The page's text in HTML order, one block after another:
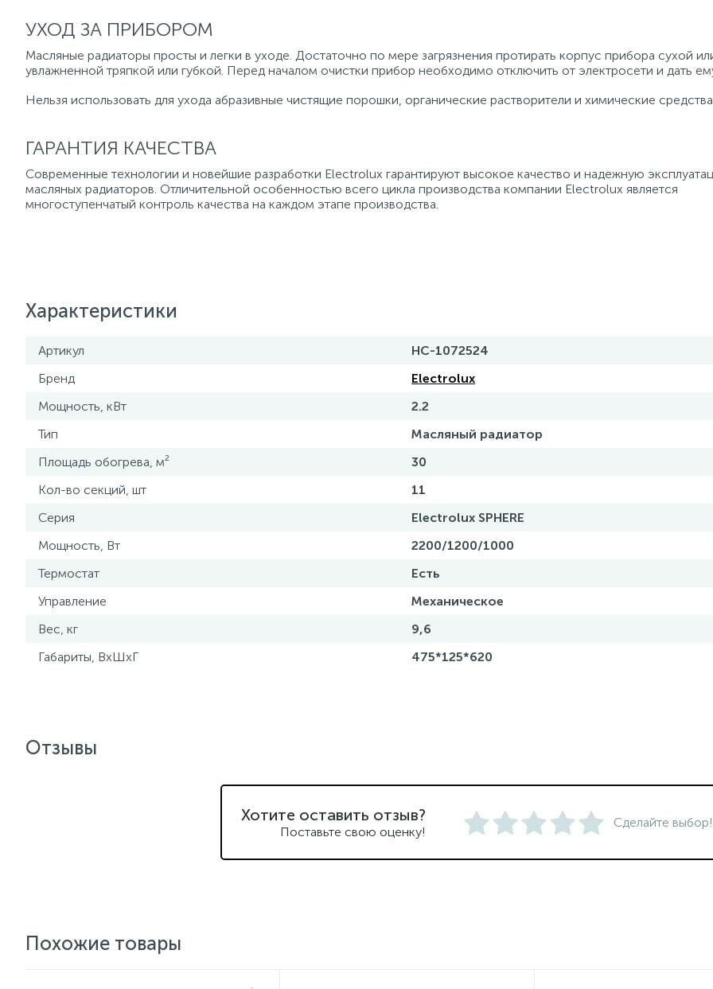
УХОД ЗА ПРИБОРОМ
Масляные радиаторы просты и легки в уходе. Достаточно по мере загрязнения протирать корпус прибора сухой
увлажненной тряпкой или губкой. Перед началом очистки прибор необходимо отключить от электросети и дать
Нельзя использовать для ухода абразивные чистящие порошки, органические растворители и химические
ГАРАНТИЯ КАЧЕСТВА
Современные технологии и новейшие разработки Electrolux гарантируют высокое качество и надежную
масляных радиаторов. Отличительной особенностью всего цикла производства компании Electrolux является
многоступенчатый контроль качества на каждом этапе производства.
Характеристики
Артикул
НС-1072524
Бренд
Electrolux
Мощность, кВт
2.2
Тип
Масляный радиатор
Площадь обогрева, м²
30
Кол-во секций, шт
11
Серия
Electrolux SPHERE
Мощность, Вт
2200/1200/1000
Термостат
Есть
Управление
Механическое
Вес, кг
9,6
Габариты, ВхШхГ
475*125*620
Отзывы
Хотите оставить отзыв?
Поставьте свою оценку!
Сделайте выбор!
Похожие товары